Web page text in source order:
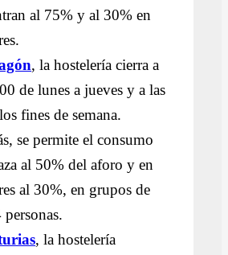
al 75% y al 30% en
, la hostelería cierra a
de lunes a jueves y a las
fines de semana.
se permite el consumo
al 50% del aforo y en
al 30%, en grupos de
personas.
, la hostelería